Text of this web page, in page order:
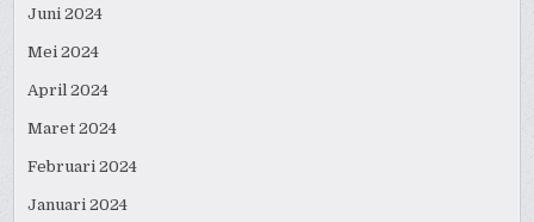
Juni 2024
Mei 2024
April 2024
Maret 2024
Februari 2024
Januari 2024